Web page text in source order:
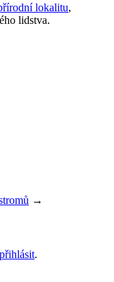
lokalitu,
lidstva.
→
přihlásit.